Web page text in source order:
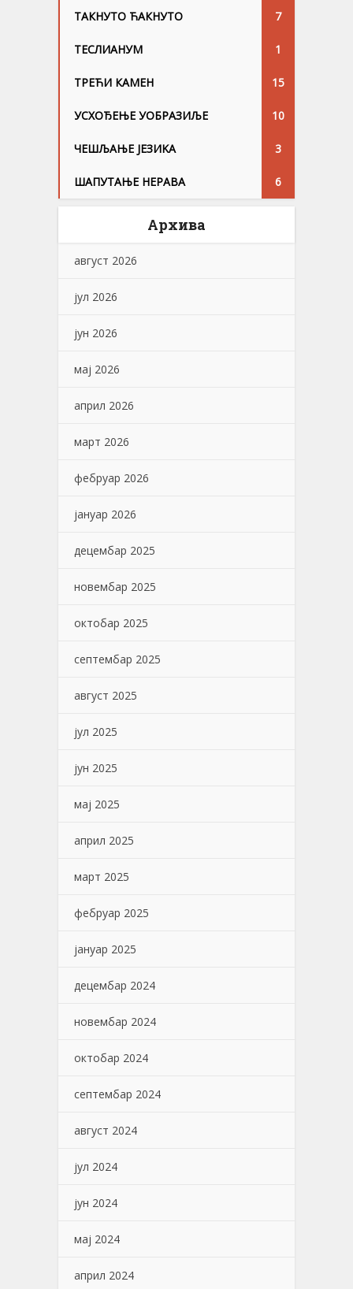
ТАКНУТО ЋАКНУТО 7
ТЕСЛИАНУМ 1
ТРЕЋИ КАМЕН 15
УСХОЂЕЊЕ УОБРАЗИЉЕ 10
ЧЕШЉАЊЕ ЈЕЗИKА 3
ШАПУТАЊЕ НЕРАВА 6
Архива
август 2026
јул 2026
јун 2026
мај 2026
април 2026
март 2026
фебруар 2026
јануар 2026
децембар 2025
новембар 2025
октобар 2025
септембар 2025
август 2025
јул 2025
јун 2025
мај 2025
април 2025
март 2025
фебруар 2025
јануар 2025
децембар 2024
новембар 2024
октобар 2024
септембар 2024
август 2024
јул 2024
јун 2024
мај 2024
април 2024